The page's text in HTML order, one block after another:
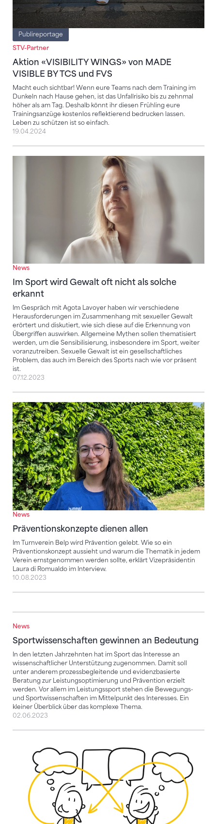
Publireportage
STV-Partner
Aktion «VISIBILITY WINGS» von MADE
VISIBLE BY TCS und FVS
Macht euch sichtbar! Wenn eure Teams nach dem Training im
Dunkeln nach Hause gehen, ist das Unfallrisiko bis zu zehnmal
höher als am Tag. Deshalb könnt ihr diesen Frühling eure
Trainingsanzüge kostenlos reflektierend bedrucken lassen.
Leben zu schützen ist so einfach.
19.04.2024
News
Im Sport wird Gewalt oft nicht als solche
erkannt
Im Gespräch mit Agota Lavoyer haben wir verschiedene
Herausforderungen im Zusammenhang mit sexueller Gewalt
erörtert und diskutiert, wie sich diese auf die Erkennung von
Übergriffen auswirken. Allgemeine Mythen sollen thematisiert
werden, um die Sensibilisierung, insbesondere im Sport, weiter
voranzutreiben. Sexuelle Gewalt ist ein gesellschaftliches
Problem, das auch im Bereich des Sports nach wie vor präsent
ist.
Im Sport wird Gewalt oft nicht als solche erkannt
07.12.2023
News
Präventionskonzepte dienen allen
Im Turnverein Belp wird Prävention gelebt. Wie so ein
Präventionskonzept aussieht und warum die Thematik in jedem
Verein ernstgenommen werden sollte, erklärt Vizepräsidentin
Laura di Romualdo im Interview.
Präventionskonzepte dienen allen
10.08.2023
News
Sportwissenschaften gewinnen an Bedeutung
In den letzten Jahrzehnten hat im Sport das Interesse an
wissenschaftlicher Unterstützung zugenommen. Damit soll
unter anderem prozessbegleitende und evidenzbasierte
Beratung zur Leistungsoptimierung und Prävention erzielt
werden. Vor allem im Leistungssport stehen die Bewegungs-
und Sportwissenschaften im Mittelpunkt des Interesses. Ein
kleiner Überblick über das komplexe Thema.
Sportwissenschaften gewinnen an Bedeutung
02.06.2023
Im Verein das Bewusstsein für fairen und gesunden